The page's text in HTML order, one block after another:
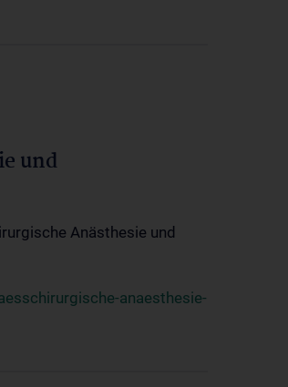
und
Anästhesie und
anaesthesie-